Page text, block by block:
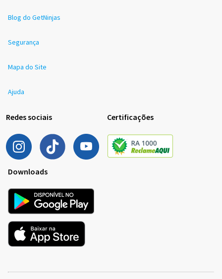
Blog do GetNinjas
Segurança
Mapa do Site
Ajuda
Redes sociais Certificações
Downloads